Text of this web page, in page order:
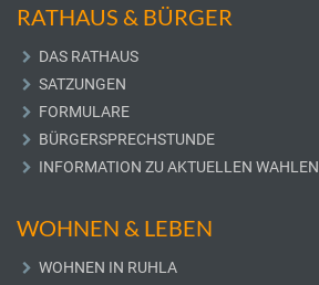
RATHAUS & BÜRGER
DAS RATHAUS
SATZUNGEN
FORMULARE
BÜRGERSPRECHSTUNDE
INFORMATION ZU AKTUELLEN WAHLEN
WOHNEN & LEBEN
WOHNEN IN RUHLA